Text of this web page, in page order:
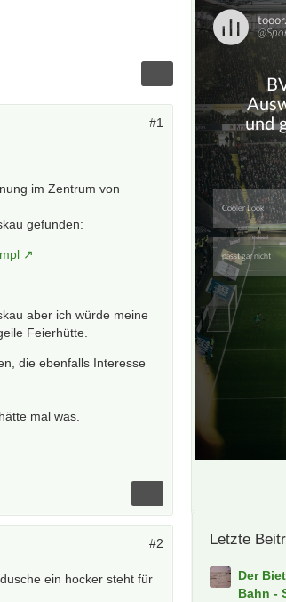
#1
im Zentrum von
gefunden:
aber ich würde meine
Feierhütte.
die ebenfalls Interesse
mal was.
#2
ein hocker steht für
Letzte
Der
Bahn -